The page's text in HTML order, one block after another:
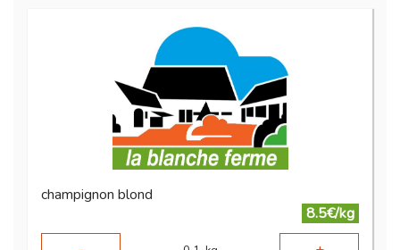
champignon blond
8.5€/kg